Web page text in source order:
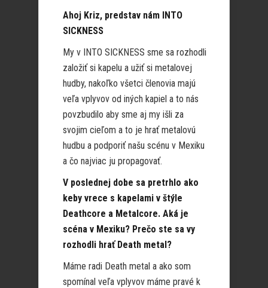
Ahoj Kriz, predstav nám INTO
SICKNESS
My v INTO SICKNESS sme sa rozhodli
založiť si kapelu a užiť si metalovej
hudby, nakoľko všetci členovia majú
veľa vplyvov od iných kapiel a to nás
povzbudilo aby sme aj my išli za
svojim cieľom a to je hrať metalovú
hudbu a podporiť našu scénu v Mexiku
a čo najviac ju propagovať.
V poslednej dobe sa pretrhlo ako
keby vrece s kapelami v štýle
Deathcore a Metalcore. Aká je
scéna v Mexiku? Prečo ste sa vy
rozhodli hrať Death metal?
Máme radi Death metal a ako som
spomínal veľa vplyvov máme pravé k